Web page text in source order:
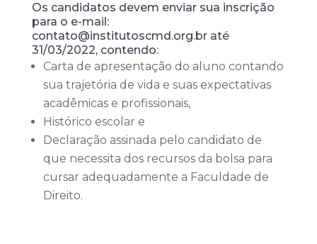
Os candidatos devem enviar sua inscrição
para o e-mail:
contato@institutoscmd.org.br até
31/03/2022, contendo:
Carta de apresentação do aluno contando
sua trajetória de vida e suas expectativas
acadêmicas e profissionais,
Histórico escolar e
Declaração assinada pelo candidato de
que necessita dos recursos da bolsa para
cursar adequadamente a Faculdade de
Direito.